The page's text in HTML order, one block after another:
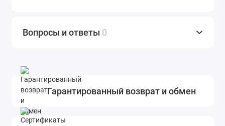
Вопросы и ответы 0
Гарантированный возврат и обмен